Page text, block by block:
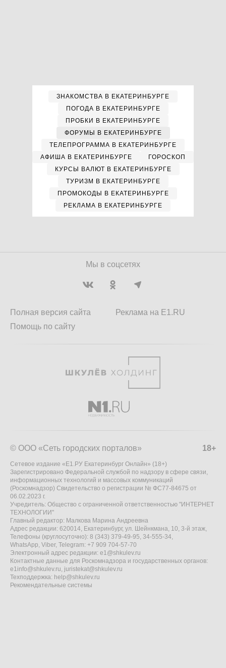
ЗНАКОМСТВА В ЕКАТЕРИНБУРГЕ
ПОГОДА В ЕКАТЕРИНБУРГЕ
ПРОБКИ В ЕКАТЕРИНБУРГЕ
ФОРУМЫ В ЕКАТЕРИНБУРГЕ
ТЕЛЕПРОГРАММА В ЕКАТЕРИНБУРГЕ
АФИША В ЕКАТЕРИНБУРГЕ
ГОРОСКОП
КУРСЫ ВАЛЮТ В ЕКАТЕРИНБУРГЕ
ТУРИЗМ В ЕКАТЕРИНБУРГЕ
ПРОМОКОДЫ В ЕКАТЕРИНБУРГЕ
РЕКЛАМА В ЕКАТЕРИНБУРГЕ
Мы в соцсетях
Полная версия сайта
Помощь по сайту
Реклама на E1.RU
18+
© ООО «Сеть городских порталов»
Сетевое издание «Е1.РУ Екатеринбург Онлайн» (18+)
Зарегистрировано Федеральной службой по надзору в сфере связи,
информационных технологий и массовых коммуникаций
(Роскомнадзор) Свидетельство о регистрации № ФС77-84675 от
06.02.2023 г.
Учредитель: Общество с ограниченной ответственностью "ИНТЕРНЕТ
ТЕХНОЛОГИИ"
Главный редактор: Малкова Марина Андреевна
Адрес редакции: 620014, Екатеринбург, ул. Шейнкмана, 10, 3-й этаж,
Телефоны (круглосуточно): 8 (343) 379-49-95, 34-555-34,
WhatsApp, Viber, Telegram: +7 909 704-57-70
Электронный адрес редакции: e1@shkulev.ru
Контактные данные для Роскомнадзора и государственных органов:
e1info@shkulev.ru, juristekat@shkulev.ru
Техподдержка: help@shkulev.ru
Рекомендательные системы